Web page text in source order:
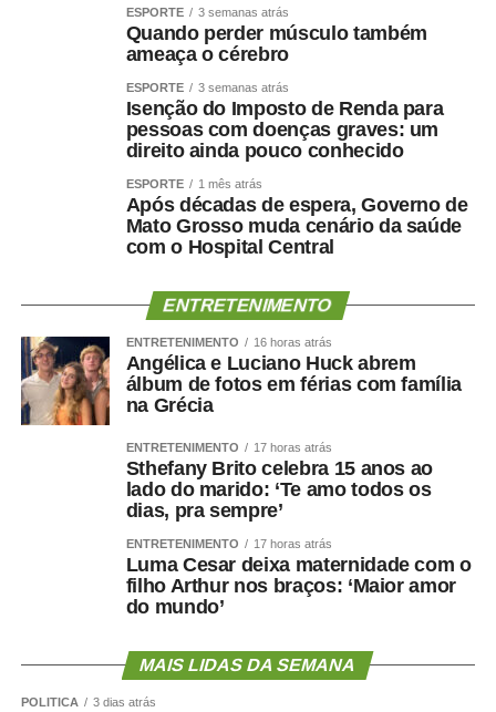
A relação entre músculo e cérebro é complexa, mas
alguns mecanismos ajudam a explicá-la.
A perda muscular pode piorar a resistência à insulina,
reduzir o gasto energético, aumentar o sedentarismo e
favorecer inflamação crônica. Ao mesmo tempo, fatores
elevado afetam os vasos sanguíneos que irrigam tanto o
coração quanto o cérebro.
questão estética. É uma estratégia de proteção
metabólica, cardiovascular, funcional e possivelmente
cognitiva.
Como enfrentar
cientificamente esse problema
O primeiro passo é avaliar mais do que o peso.
preensão, velocidade da marcha, capacidade funcional e
exames cardiometabólicos ajudam a identificar riscos que
ESPORTE 3 semanas atrás
Quando perder músculo também
ameaça o cérebro
ESPORTE 3 semanas atrás
Isenção do Imposto de Renda para
pessoas com doenças graves: um
direito ainda pouco conhecido
ESPORTE 1 mês atrás
Após décadas de espera, Governo de
Mato Grosso muda cenário da saúde
com o Hospital Central
ENTRETENIMENTO
ENTRETENIMENTO 16 horas atrás
Angélica e Luciano Huck abrem
álbum de fotos em férias com família
na Grécia
ENTRETENIMENTO 17 horas atrás
Sthefany Brito celebra 15 anos ao
lado do marido: ‘Te amo todos os
dias, pra sempre’
ENTRETENIMENTO 17 horas atrás
Luma Cesar deixa maternidade com o
filho Arthur nos braços: ‘Maior amor
do mundo’
MAIS LIDAS DA SEMANA
POLÍTICA 3 dias atrás